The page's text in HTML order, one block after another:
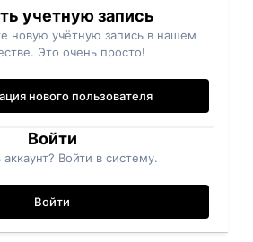
учетную запись
новую учётную запись в нашем
Это очень просто!
нового пользователя
Войти
Войти в систему.
Войти